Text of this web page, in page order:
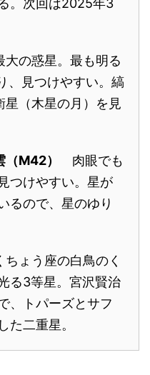
。次回は2025年3
の惑星。最も明る
、見つけやすい。縞
（木星の月）を見
M42）
肉眼でも
つけやすい。星が
るので、星のゆり
ょう座の白鳥のく
る3等星。宮沢賢治
、トパーズとサフ
た二重星。